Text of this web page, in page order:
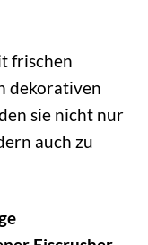
frischen
dekorativen
sie nicht nur
auch zu